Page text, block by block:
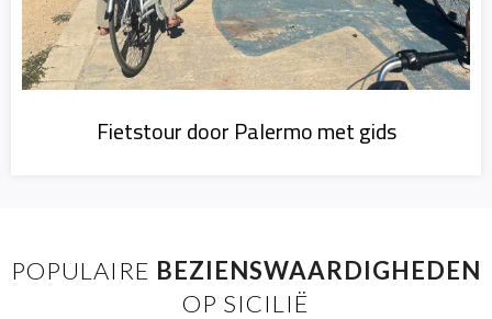
Fietstour door Palermo met gids
POPULAIRE BEZIENSWAARDIGHEDEN
OP SICILIË